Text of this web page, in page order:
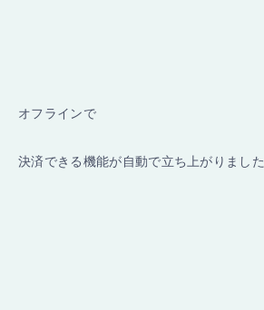
オフラインで
決済できる機能が自動で立ち上がりました